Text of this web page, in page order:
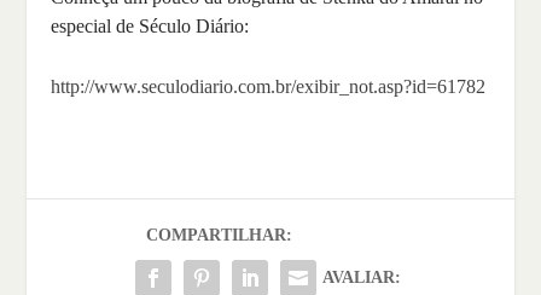
especial de Século Diário:
http://www.seculodiario.com.br/exibir_not.asp?id=61782
COMPARTILHAR:
AVALIAR: